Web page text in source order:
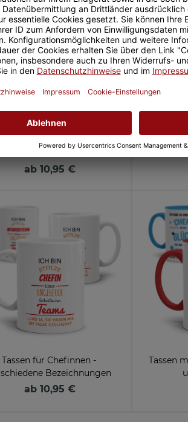
mit Spruch - Kaffee, weil es
ab 10,95 €
Tassen für Chefinnen -
Bezeichnungen
ab 10,95 €
Tassen